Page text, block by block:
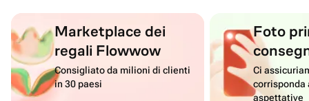
Marketplace dei
regali Flowwow
Consigliato da milioni di clienti
in 30 paesi
Foto
Ci
corrisponda
aspettative